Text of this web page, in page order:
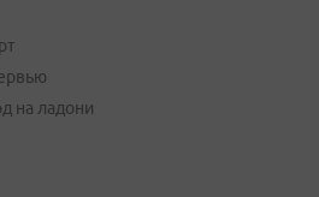
на ладони